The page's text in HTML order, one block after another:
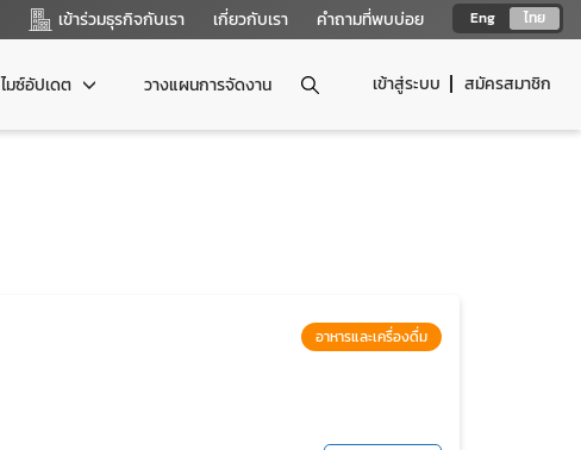
Eng ไทย
เข้าร่วมธุรกิจกับเรา เกี่ยวกับเรา คำถามที่พบบ่อย
เข้าสู่ระบบ สมัครสมาชิก
ไมซ์อัปเดต วางแผนการจัดงาน
อาหารและเครื่องดื่ม